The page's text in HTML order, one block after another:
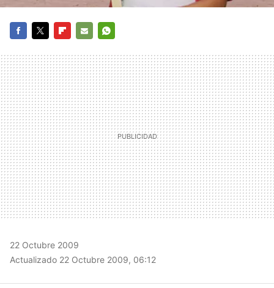
MAIL
22 Octubre 2009
Actualizado 22 Octubre 2009, 06:12